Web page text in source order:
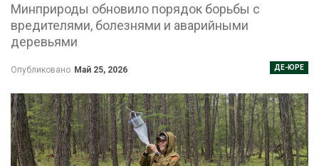
Минприроды обновило порядок борьбы с
вредителями, болезнями и аварийными
деревьями
ДЕ-ЮРЕ
Опубликовано Май 25, 2026